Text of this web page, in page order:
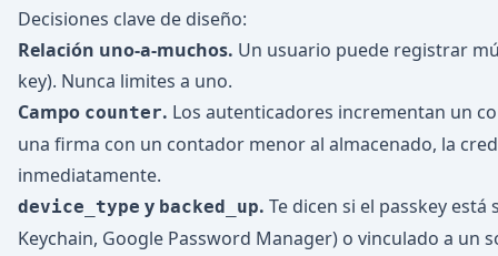
Decisiones clave de diseño:
Relación uno-a-muchos. Un usuario puede registrar
key). Nunca limites a uno.
Campo counter. Los autenticadores incrementan un
una firma con un contador menor al almacenado, la
inmediatamente.
device_type y backed_up. Te dicen si el passkey
Keychain, Google Password Manager) o vinculado a un